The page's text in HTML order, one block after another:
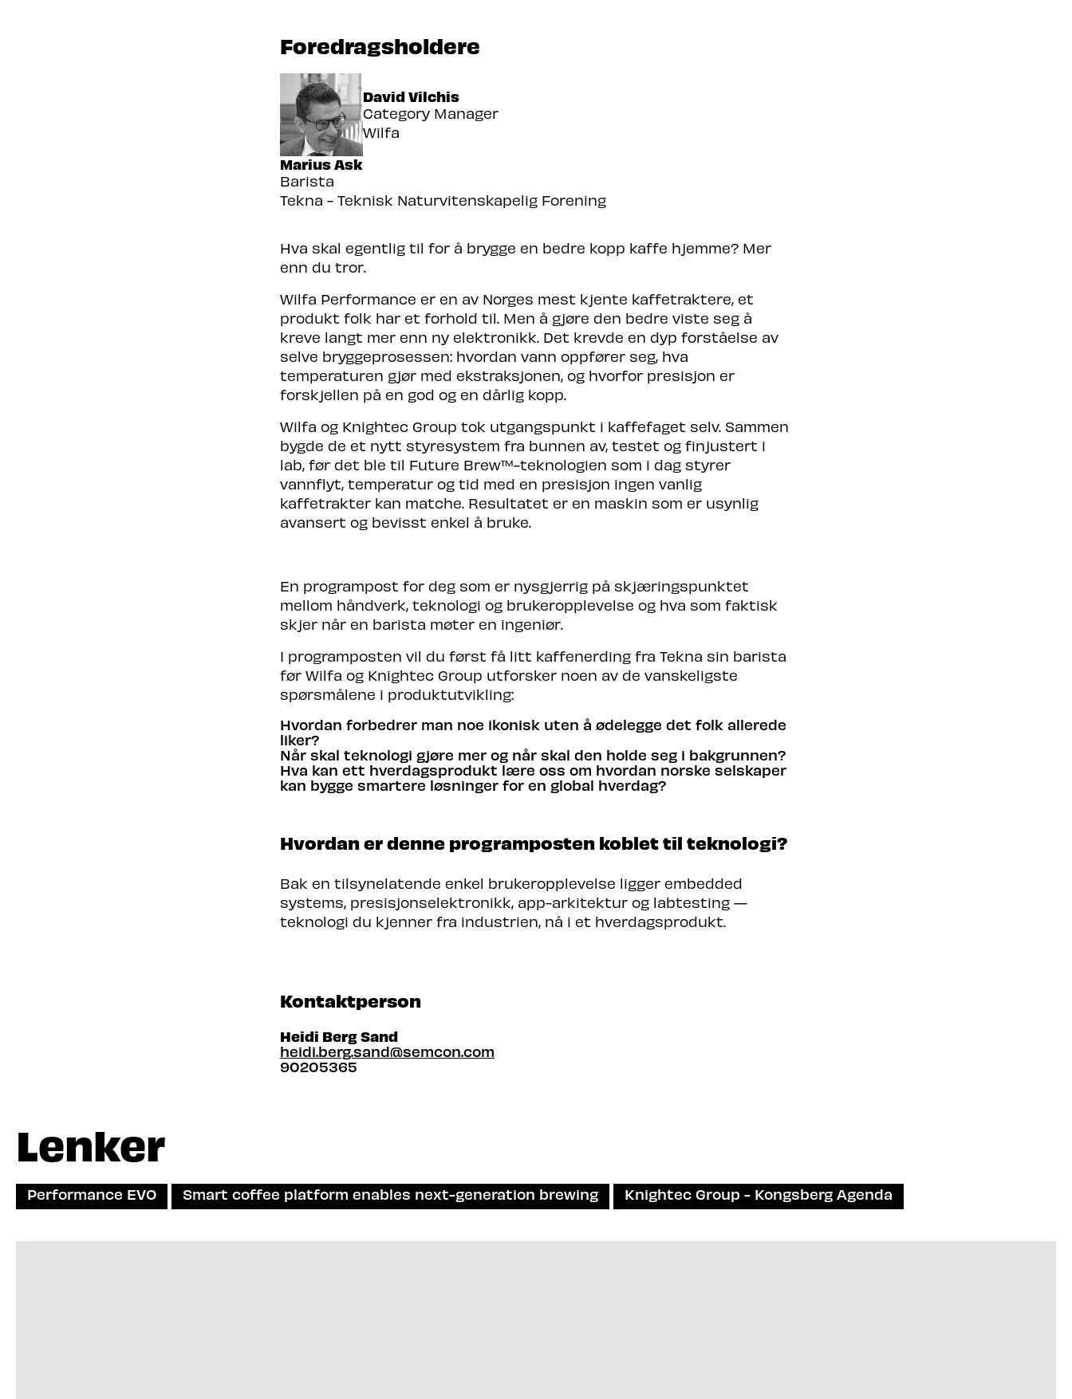
Foredragsholdere
David Vilchis
Category Manager
Wilfa
Marius Ask
Barista
Tekna - Teknisk Naturvitenskapelig Forening
Hva skal egentlig til for å brygge en bedre kopp kaffe hjemme? Mer
enn du tror.
Wilfa Performance er en av Norges mest kjente kaffetraktere, et
produkt folk har et forhold til. Men å gjøre den bedre viste seg å
kreve langt mer enn ny elektronikk. Det krevde en dyp forståelse av
selve bryggeprosessen: hvordan vann oppfører seg, hva
temperaturen gjør med ekstraksjonen, og hvorfor presisjon er
forskjellen på en god og en dårlig kopp.
Wilfa og Knightec Group tok utgangspunkt i kaffefaget selv. Sammen
bygde de et nytt styresystem fra bunnen av, testet og finjustert i
lab, før det ble til Future Brew™-teknologien som i dag styrer
vannflyt, temperatur og tid med en presisjon ingen vanlig
kaffetrakter kan matche. Resultatet er en maskin som er usynlig
avansert og bevisst enkel å bruke.
En programpost for deg som er nysgjerrig på skjæringspunktet
mellom håndverk, teknologi og brukeropplevelse og hva som faktisk
skjer når en barista møter en ingeniør.
I programposten vil du først få litt kaffenerding fra Tekna sin barista
før Wilfa og Knightec Group utforsker noen av de vanskeligste
spørsmålene i produktutvikling:
Hvordan forbedrer man noe ikonisk uten å ødelegge det folk allerede
liker?
Når skal teknologi gjøre mer og når skal den holde seg i bakgrunnen?
Hva kan ett hverdagsprodukt lære oss om hvordan norske selskaper
kan bygge smartere løsninger for en global hverdag?
Hvordan er denne programposten koblet til teknologi?
Bak en tilsynelatende enkel brukeropplevelse ligger embedded
systems, presisjonselektronikk, app-arkitektur og labtesting —
teknologi du kjenner fra industrien, nå i et hverdagsprodukt.
Kontaktperson
Heidi Berg Sand
heidi.berg.sand@semcon.com
90205365
Lenker
Performance EVO Smart coffee platform enables next-generation brewing Knightec Group - Kongsberg Agenda